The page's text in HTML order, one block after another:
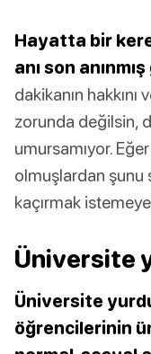
Hayatta bir
anı son
dakikanın
zorunda değilsin,
umursamıyor.
olmuşlardan şunu
kaçırmak
Üniversite
Üniversite
öğrencilerinin